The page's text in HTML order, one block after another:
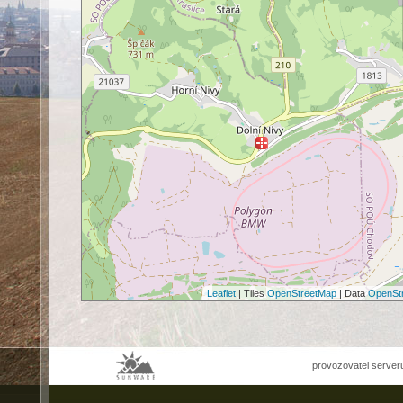
Leaflet | Tiles OpenStreetMap | Data
provozovatel